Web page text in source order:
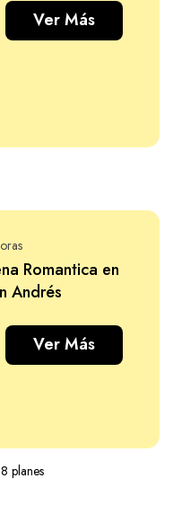
Ver Más
Romantica en
Andrés
Ver Más
planes